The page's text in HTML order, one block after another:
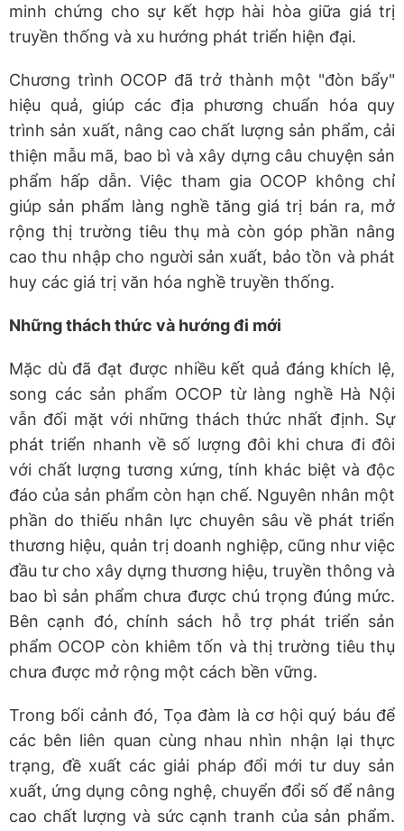
minh chứng cho sự kết hợp hài hòa giữa giá trị
truyền thống và xu hướng phát triển hiện đại.
Chương trình OCOP đã trở thành một "đòn bẩy"
hiệu quả, giúp các địa phương chuẩn hóa quy
trình sản xuất, nâng cao chất lượng sản phẩm, cải
thiện mẫu mã, bao bì và xây dựng câu chuyện sản
phẩm hấp dẫn. Việc tham gia OCOP không chỉ
giúp sản phẩm làng nghề tăng giá trị bán ra, mở
rộng thị trường tiêu thụ mà còn góp phần nâng
cao thu nhập cho người sản xuất, bảo tồn và phát
huy các giá trị văn hóa nghề truyền thống.
Những thách thức và hướng đi mới
Mặc dù đã đạt được nhiều kết quả đáng khích lệ,
song các sản phẩm OCOP từ làng nghề Hà Nội
vẫn đối mặt với những thách thức nhất định. Sự
phát triển nhanh về số lượng đôi khi chưa đi đôi
với chất lượng tương xứng, tính khác biệt và độc
đáo của sản phẩm còn hạn chế. Nguyên nhân một
phần do thiếu nhân lực chuyên sâu về phát triển
thương hiệu, quản trị doanh nghiệp, cũng như việc
đầu tư cho xây dựng thương hiệu, truyền thông và
bao bì sản phẩm chưa được chú trọng đúng mức.
Bên cạnh đó, chính sách hỗ trợ phát triển sản
phẩm OCOP còn khiêm tốn và thị trường tiêu thụ
chưa được mở rộng một cách bền vững.
Trong bối cảnh đó, Tọa đàm là cơ hội quý báu để
các bên liên quan cùng nhau nhìn nhận lại thực
trạng, đề xuất các giải pháp đổi mới tư duy sản
xuất, ứng dụng công nghệ, chuyển đổi số để nâng
cao chất lượng và sức cạnh tranh của sản phẩm.